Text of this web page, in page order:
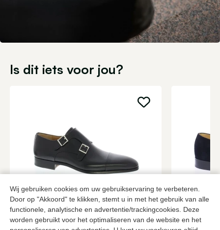
Wij gebruiken cookies om uw gebruikservaring te verbeteren.
Door op "Akkoord" te klikken, stemt u in met het gebruik van alle
functionele, analytische en advertentie/trackingcookies. Deze
worden gebruikt voor het optimaliseren van de website en het
Is dit iets voor jou?
Magnanni
Zwarte gespschoenen heren
2 kleuren
Blauwe